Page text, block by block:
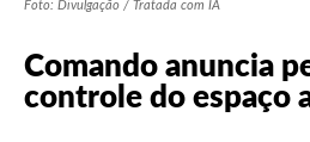
Foto: Divulgação / Tratada com IA
Comando anuncia
controle do espaço